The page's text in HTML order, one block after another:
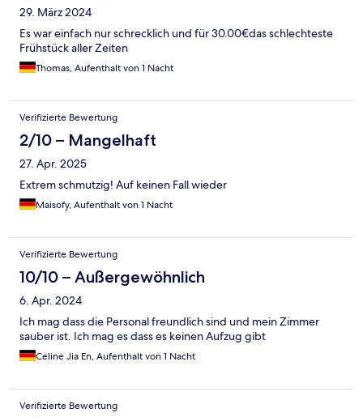
29. März 2024
Es war einfach nur schrecklich und für 30.00€das schlechteste
Frühstück aller Zeiten
Thomas, Aufenthalt von 1 Nacht
Verifizierte Bewertung
2/10 – Mangelhaft
27. Apr. 2025
Extrem schmutzig! Auf keinen Fall wieder
Maisofy, Aufenthalt von 1 Nacht
Verifizierte Bewertung
10/10 – Außergewöhnlich
6. Apr. 2024
Ich mag dass die Personal freundlich sind und mein Zimmer
sauber ist. Ich mag es dass es keinen Aufzug gibt
Celine Jia En, Aufenthalt von 1 Nacht
Verifizierte Bewertung